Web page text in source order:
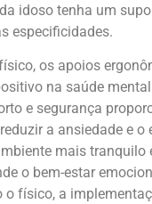
idoso tenha um
especificidades.
os apoios
na saúde
e segurança
a ansiedade e o
mais tranquilo
o bem-estar
o físico, a